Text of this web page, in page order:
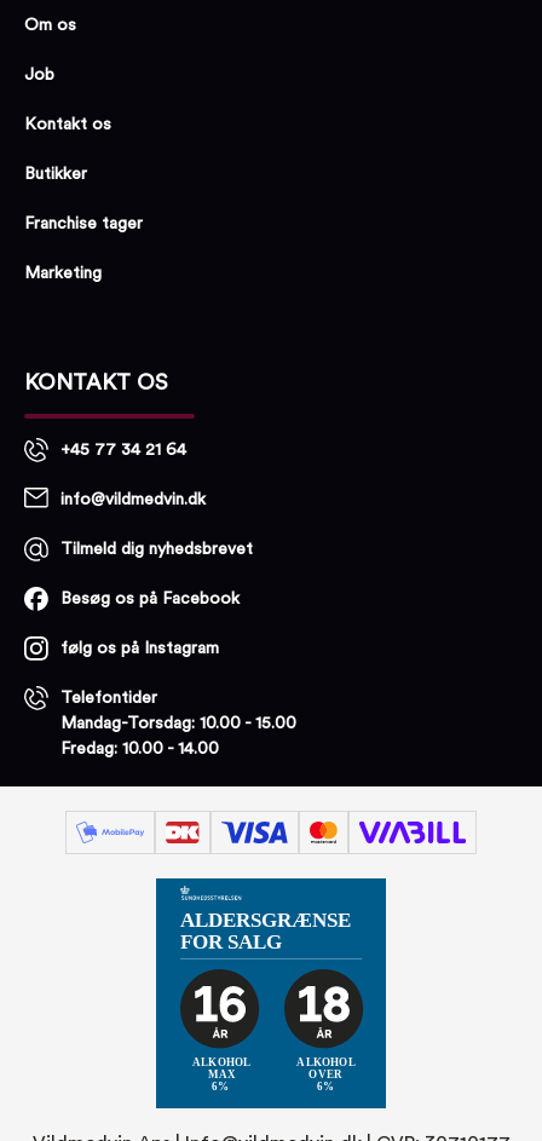
Om os
Job
Kontakt os
Butikker
Franchise tager
Marketing
KONTAKT OS
+45 77 34 21 64
info@vildmedvin.dk
Tilmeld dig nyhedsbrevet
Besøg os på Facebook
følg os på Instagram
Telefontider
Mandag-Torsdag: 10.00 - 15.00
Fredag: 10.00 - 14.00